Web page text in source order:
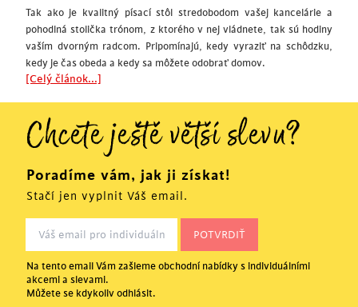
Tak ako je kvalitný písací stôl stredobodom vašej kancelárie a
pohodlná stolička trónom, z ktorého v nej vládnete, tak sú hodiny
vaším dvorným radcom. Pripomínajú, kedy vyraziť na schôdzku,
kedy je čas obeda a kedy sa môžete odobrať domov.
[Celý článok...]
Chcete ještě větší slevu?
Poradíme vám, jak ji získat!
Stačí jen vyplnit Váš email.
Na tento email Vám zašleme obchodní nabídky s individuálními
akcemi a slevami.
Můžete se kdykoliv odhlásit.